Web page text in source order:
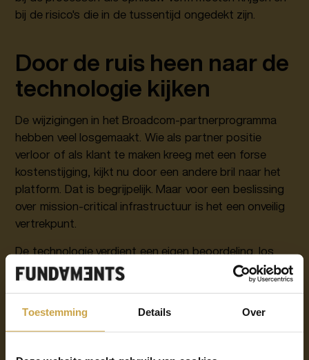
Toestemming Details Over
bij de risico's die in de tussentijd ongedekt zijn.
Door de ruis heen naar de
technologie kijken
De wijzigingen in het Broadcom-partnerprogramma
hebben veel losgemaakt. Wie als partner positie
verloor of als klant te maken kreeg met een forse
kostenstijging, kijkt nu door een andere bril naar het
platform. Dat is begrijpelijk. Maar voor een beslissing
over mission-critical infrastructuur is het een onveilig
vertrekpunt.
De technologie verdient een eigen beoordeling, los
van de commerciële context. VMware Cloud
private cloud-platform dat momenteel beschikbaar is.